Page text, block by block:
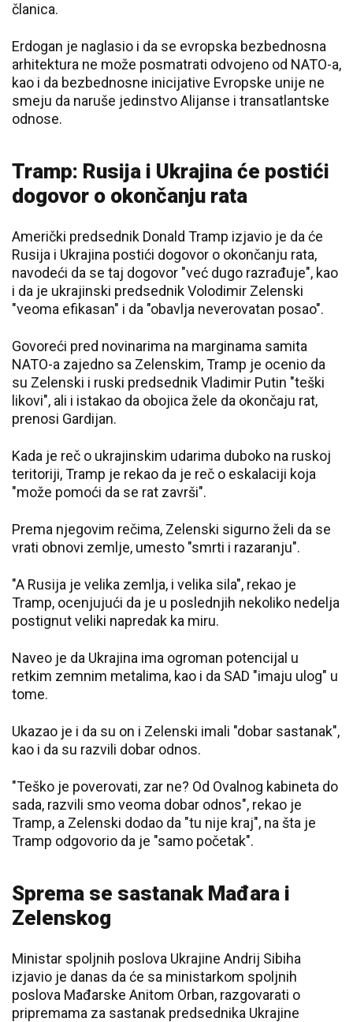
članica.
Erdogan je naglasio i da se evropska bezbednosna
arhitektura ne može posmatrati odvojeno od NATO-a,
kao i da bezbednosne inicijative Evropske unije ne
smeju da naruše jedinstvo Alijanse i transatlantske
odnose.
Tramp: Rusija i Ukrajina će postići
dogovor o okončanju rata
Američki predsednik Donald Tramp izjavio je da će
Rusija i Ukrajina postići dogovor o okončanju rata,
navodeći da se taj dogovor "već dugo razrađuje", kao
i da je ukrajinski predsednik Volodimir Zelenski
"veoma efikasan" i da "obavlja neverovatan posao".
Govoreći pred novinarima na marginama samita
NATO-a zajedno sa Zelenskim, Tramp je ocenio da
su Zelenski i ruski predsednik Vladimir Putin "teški
likovi", ali i istakao da obojica žele da okončaju rat,
prenosi Gardijan.
Kada je reč o ukrajinskim udarima duboko na ruskoj
teritoriji, Tramp je rekao da je reč o eskalaciji koja
"može pomoći da se rat završi".
Prema njegovim rečima, Zelenski sigurno želi da se
vrati obnovi zemlje, umesto "smrti i razaranju".
"A Rusija je velika zemlja, i velika sila", rekao je
Tramp, ocenjujući da je u poslednjih nekoliko nedelja
postignut veliki napredak ka miru.
Naveo je da Ukrajina ima ogroman potencijal u
retkim zemnim metalima, kao i da SAD "imaju ulog" u
tome.
Ukazao je i da su on i Zelenski imali "dobar sastanak",
kao i da su razvili dobar odnos.
"Teško je poverovati, zar ne? Od Ovalnog kabineta do
sada, razvili smo veoma dobar odnos", rekao je
Tramp, a Zelenski dodao da "tu nije kraj", na šta je
Tramp odgovorio da je "samo početak".
Sprema se sastanak Mađara i
Zelenskog
Ministar spoljnih poslova Ukrajine Andrij Sibiha
izjavio je danas da će sa ministarkom spoljnih
poslova Mađarske Anitom Orban, razgovarati o
pripremama za sastanak predsednika Ukrajine